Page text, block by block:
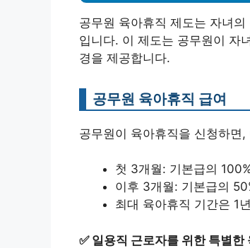
공무원 육아휴직 제도는 자녀
입니다. 이 제도는 공무원이 자
경을 제공합니다.
공무원 육아휴직 급여
공무원이 육아휴직을 신청하면
첫 3개월: 기본급의
이후 3개월: 기본급의
최대 육아휴직 기간은 1
✅ 일용직 근로자를 위한 특별